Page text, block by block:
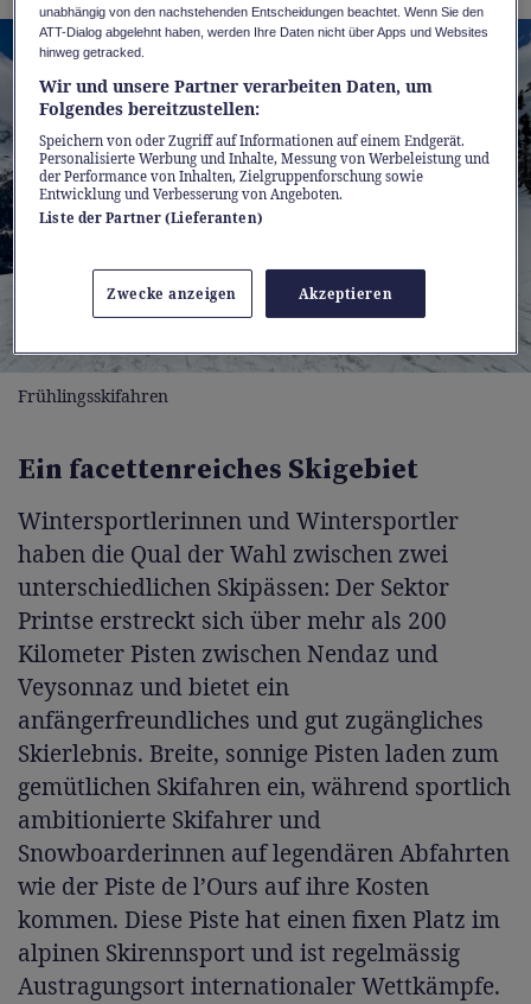
Frühlingsskifahren
Ein facettenreiches Skigebiet
Wintersportlerinnen und Wintersportler
haben die Qual der Wahl zwischen zwei
unterschiedlichen Skipässen: Der Sektor
Printse erstreckt sich über mehr als 200
Kilometer Pisten zwischen Nendaz und
Veysonnaz und bietet ein
anfängerfreundliches und gut zugängliches
Skierlebnis. Breite, sonnige Pisten laden zum
gemütlichen Skifahren ein, während sportlich
ambitionierte Skifahrer und
Snowboarderinnen auf legendären Abfahrten
wie der Piste de l’Ours auf ihre Kosten
kommen. Diese Piste hat einen fixen Platz im
alpinen Skirennsport und ist regelmässig
Austragungsort internationaler Wettkämpfe.
unabhängig von den nachstehenden Entscheidungen beachtet. Wenn Sie den
ATT-Dialog abgelehnt haben, werden Ihre Daten nicht über Apps und Websites
hinweg getracked.
Wir und unsere Partner verarbeiten Daten, um
Folgendes bereitzustellen:
Speichern von oder Zugriff auf Informationen auf einem Endgerät.
Personalisierte Werbung und Inhalte, Messung von Werbeleistung und
der Performance von Inhalten, Zielgruppenforschung sowie
Entwicklung und Verbesserung von Angeboten.
Liste der Partner (Lieferanten)
Zwecke anzeigen Akzeptieren